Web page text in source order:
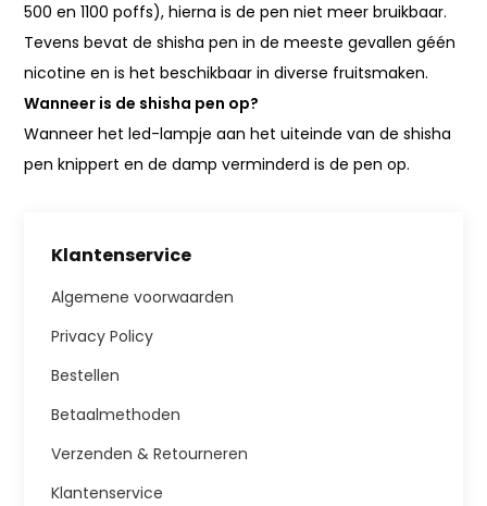
Klantenservice
Algemene voorwaarden
Privacy Policy
Bestellen
Betaalmethoden
Verzenden & Retourneren
Klantenservice
500 en 1100 poffs), hierna is de pen niet meer bruikbaar.
Tevens bevat de shisha pen in de meeste gevallen géén
nicotine en is het beschikbaar in diverse fruitsmaken.
Wanneer is de shisha pen op?
Wanneer het led-lampje aan het uiteinde van de shisha
pen knippert en de damp verminderd is de pen op.